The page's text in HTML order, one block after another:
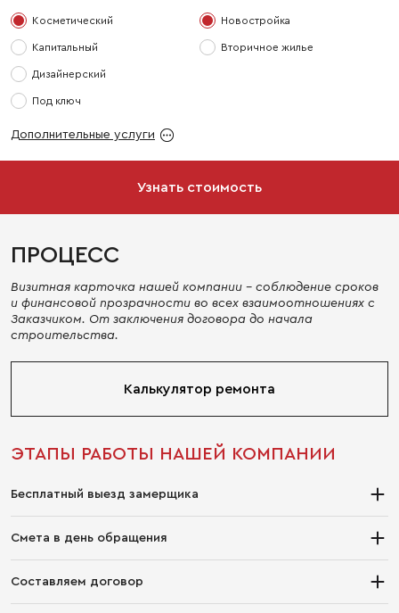
Косметический
Капитальный
Дизайнерский
Под ключ
Новостройка
Вторичное жилье
Дополнительные услуги
Узнать стоимость
ПРОЦЕСС
Визитная карточка нашей компании - соблюдение сроков
и финансовой прозрачности во всех взаимоотношениях с
Заказчиком. От заключения договора до начала
строительства.
Калькулятор ремонта
ЭТАПЫ РАБОТЫ НАШЕЙ КОМПАНИИ
Бесплатный выезд замерщика
сейчас и специалист приедет к вам в течении 25 часов. Наши
специалисты непременно проведут следующие виды работ.
Смета в день обращения
сейчас и специалист приедет к вам в течении 25 часов. Наши
Составляем договор